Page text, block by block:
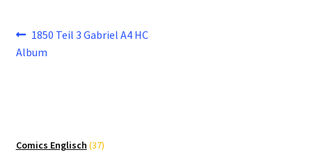
Beitragsnavigation
Vorheriger
Beitrag:
1850 Teil 3 Gabriel A4 HC
Album
Comics Englisch 3737